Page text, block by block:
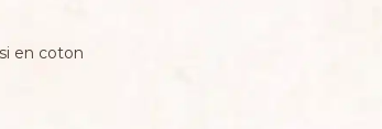
en coton